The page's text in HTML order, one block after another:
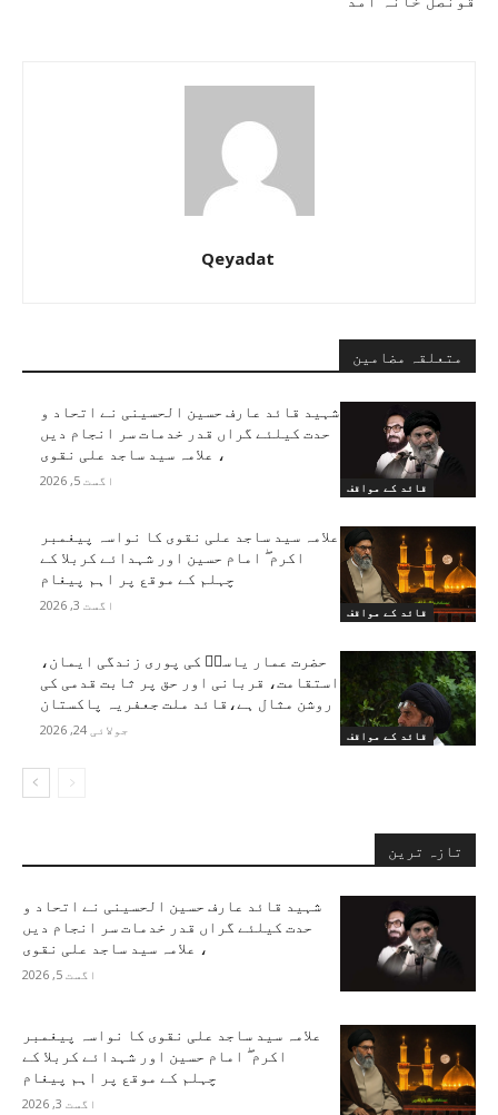
Qeyadat
متعلقہ مضامین
قائد کے مواقف
شہید قائد عارف حسین الحسینی نے اتحاد و
حدت کیلئے گراں قدر خدمات سر انجام دیں
، علامہ سید ساجد علی نقوی
اگست 5, 2026
قائد کے مواقف
علامہ سید ساجد علی نقوی کا نواسہ پیغمبر
اکرم ۖ امام حسین اور شہدائے کربلا کے
چہلم کے موقع پر اہم پیغام
اگست 3, 2026
قائد کے مواقف
حضرت عمار یاسرؑ کی پوری زندگی ایمان،
استقامت، قربانی اور حق پر ثابت قدمی کی
روشن مثال ہے،قائد ملت جعفریہ پاکستان
جولائی 24, 2026
تازہ ترین
شہید قائد عارف حسین الحسینی نے اتحاد و
حدت کیلئے گراں قدر خدمات سر انجام دیں
، علامہ سید ساجد علی نقوی
اگست 5, 2026
علامہ سید ساجد علی نقوی کا نواسہ پیغمبر
اکرم ۖ امام حسین اور شہدائے کربلا کے
چہلم کے موقع پر اہم پیغام
اگست 3, 2026